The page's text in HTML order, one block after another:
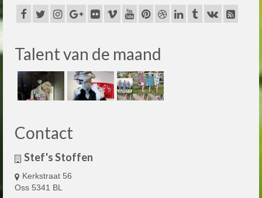
Talent van de maand
Contact
Stef's Stoffen
Kerkstraat 56
Oss 5341 BL